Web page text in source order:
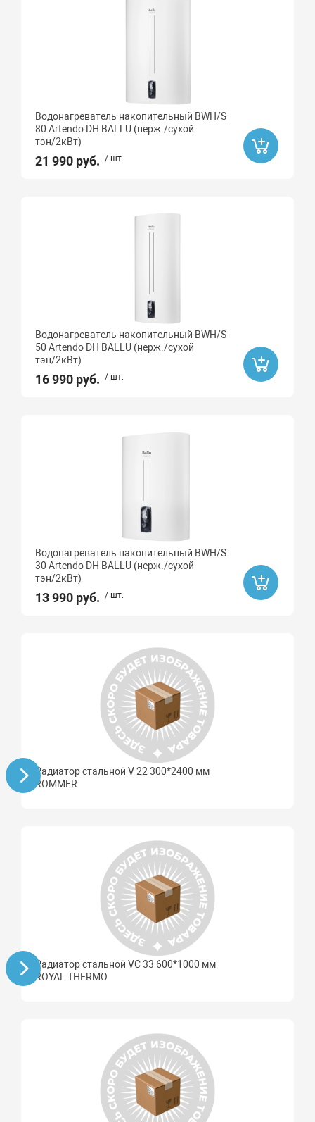
Водонагреватель накопительный BWH/S
80 Artendo DH BALLU (нерж./сухой
тэн/2кВт)
21 990 руб. / шт.
Водонагреватель накопительный BWH/S
50 Artendo DH BALLU (нерж./сухой
тэн/2кВт)
16 990 руб. / шт.
Водонагреватель накопительный BWH/S
30 Artendo DH BALLU (нерж./сухой
тэн/2кВт)
13 990 руб. / шт.
Радиатор стальной V 22 300*2400 мм
ROMMER
Радиатор стальной VC 33 600*1000 мм
ROYAL THERMO